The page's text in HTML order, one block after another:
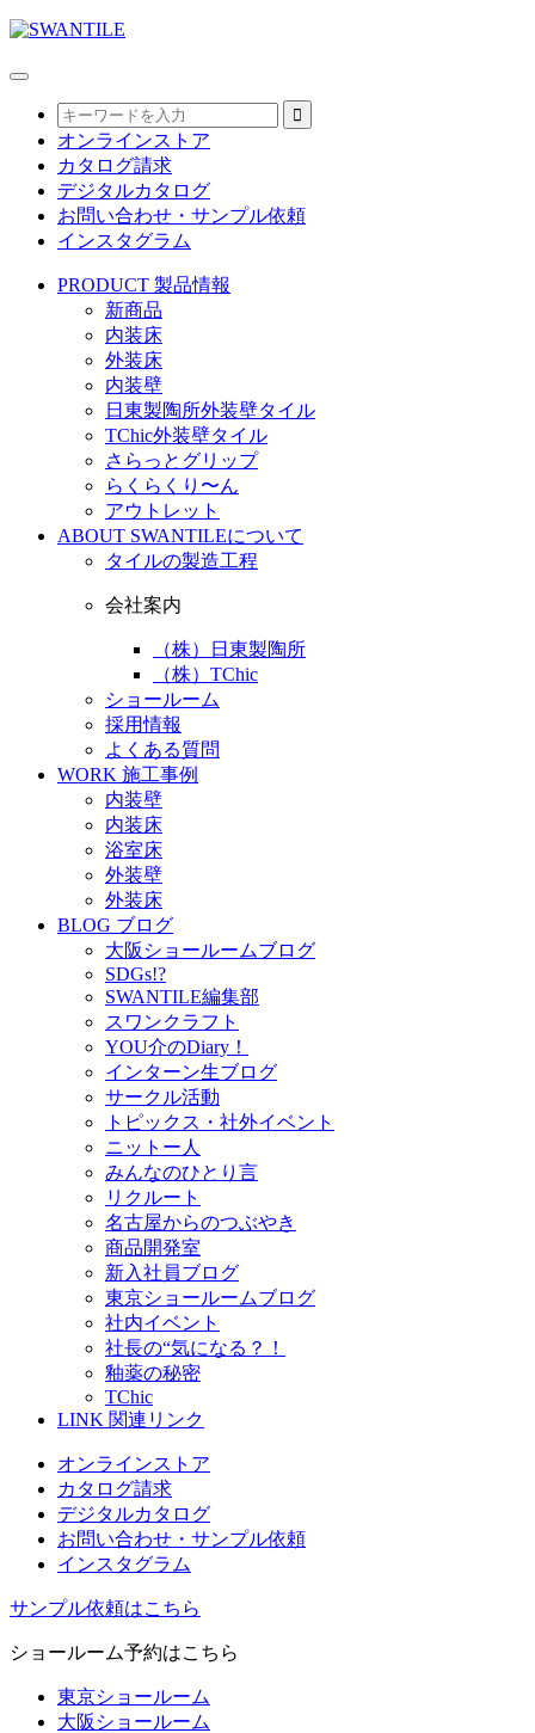
オンラインストア
カタログ請求
デジタルカタログ
お問い合わせ・サンプル依頼
インスタグラム
PRODUCT 製品情報
新商品
内装床
外装床
内装壁
日東製陶所外装壁タイル
TChic外装壁タイル
さらっとグリップ
らくらくり〜ん
アウトレット
ABOUT SWANTILEについて
タイルの製造工程
会社案内
（株）日東製陶所
（株）TChic
ショールーム
採用情報
よくある質問
WORK 施工事例
内装壁
内装床
浴室床
外装壁
外装床
BLOG ブログ
大阪ショールームブログ
SDGs!?
SWANTILE編集部
スワンクラフト
YOU介のDiary！
インターン生ブログ
サークル活動
トピックス・社外イベント
ニットー人
みんなのひとり言
リクルート
名古屋からのつぶやき
商品開発室
新入社員ブログ
東京ショールームブログ
社内イベント
社長の“気になる？！
釉薬の秘密
TChic
LINK 関連リンク
オンラインストア
カタログ請求
デジタルカタログ
お問い合わせ・サンプル依頼
インスタグラム
サンプル依頼はこちら
ショールーム予約はこちら
東京ショールーム
大阪ショールーム